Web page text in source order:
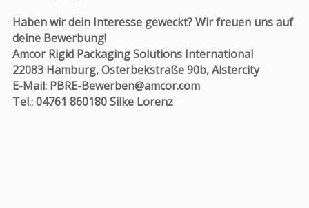
Haben wir dein Interesse geweckt?Wir freuen uns auf
deine Bewerbung!
Amcor Rigid Packaging Solutions International
22083 Hamburg, Osterbekstraße 90b, Alstercity
E-Mail: PBRE-Bewerben@amcor.com
Tel.: 04761 860180 Silke Lorenz